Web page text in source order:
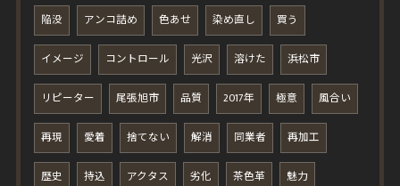
陥没 アンコ詰め 色あせ 染め直し 買う
イメージ コントロール 光沢 溶けた 浜松市
リピーター 尾張旭市 品質 2017年 極意 風合い
再現 愛着 捨てない 解消 同業者 再加工
歴史 持込 アクタス 劣化 茶色革 魅力